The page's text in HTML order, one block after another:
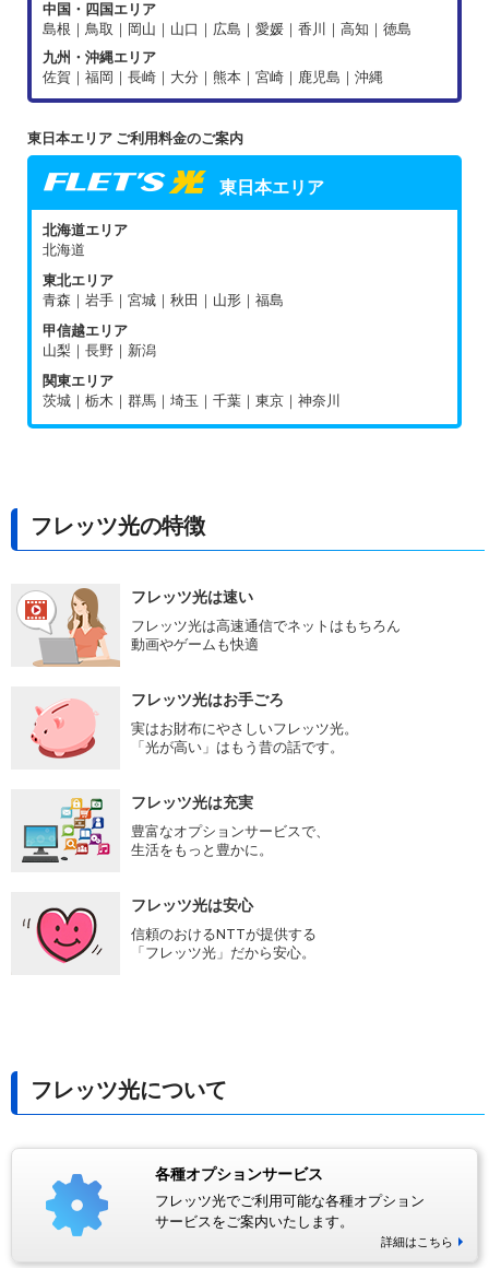
中国・四国エリア
島根｜鳥取｜岡山｜山口｜広島｜愛媛｜香川｜高知｜徳島
九州・沖縄エリア
佐賀｜福岡｜長崎｜大分｜熊本｜宮崎｜鹿児島｜沖縄
東日本エリア ご利用料金のご案内
東日本エリア
北海道エリア
北海道
東北エリア
青森｜岩手｜宮城｜秋田｜山形｜福島
甲信越エリア
山梨｜長野｜新潟
関東エリア
茨城｜栃木｜群馬｜埼玉｜千葉｜東京｜神奈川
フレッツ光の特徴
フレッツ光は速い
フレッツ光は高速通信でネットはもちろん
動画やゲームも快適
フレッツ光はお手ごろ
実はお財布にやさしいフレッツ光。
「光が高い」はもう昔の話です。
フレッツ光は充実
豊富なオプションサービスで、
生活をもっと豊かに。
フレッツ光は安心
信頼のおけるNTTが提供する
「フレッツ光」だから安心。
フレッツ光について
各種オプションサービス
フレッツ光でご利用可能な各種オプション
サービスをご案内いたします。
詳細はこちら